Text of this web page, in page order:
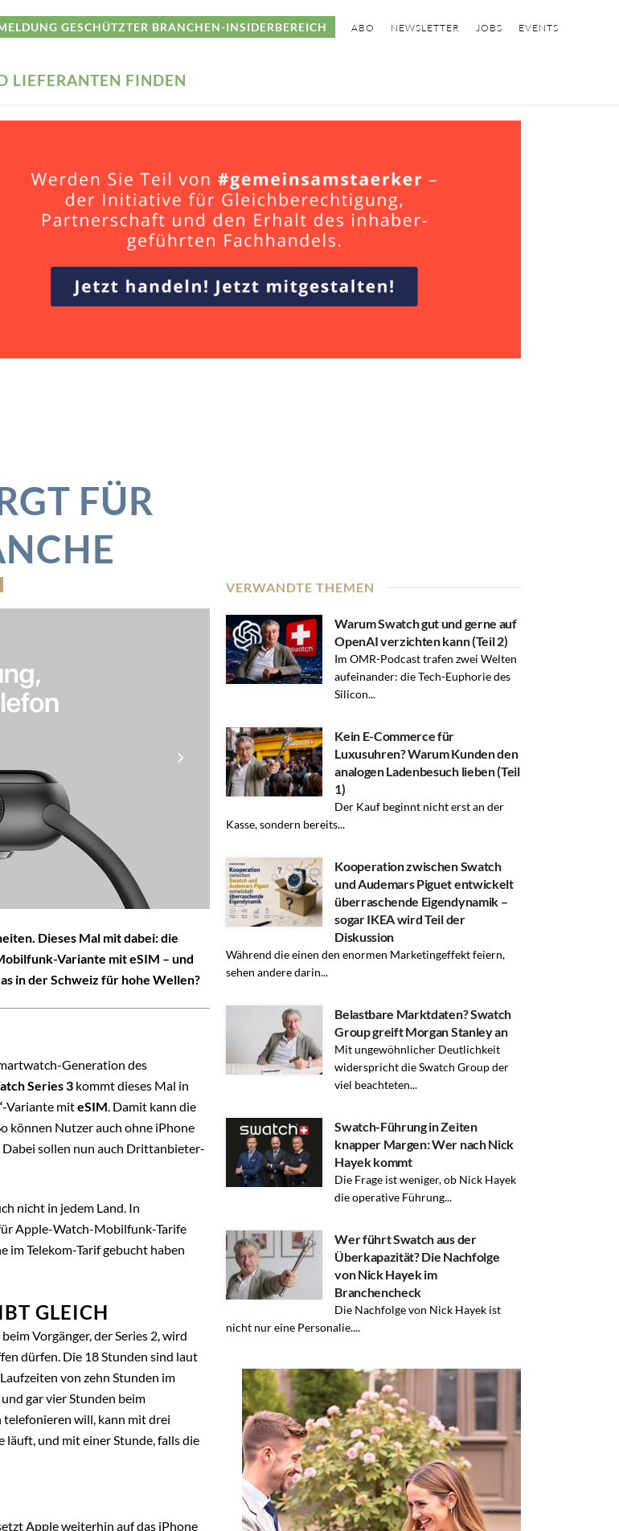
GESCHÜTZTER BRANCHEN-INSIDERBEREICH ABO NEWSLETTER JOBS EVENTS
LIEFERANTEN FINDEN
FÜR
Dieses Mal mit dabei: die
Variante mit eSIM – und
in der Schweiz für hohe Wellen?
Generation des
Series 3 kommt dieses Mal in
-Variante miteSIM. Damit kann die
können Nutzer auch ohne iPhone
sollen nun auch Drittanbieter-
nicht in jedem Land. In
Apple-Watch-Mobilfunk-Tarife
im Telekom-Tarif gebucht haben
GLEICH
beim Vorgänger, der Series 2, wird
dürfen. Die 18 Stunden sind laut
von zehn Stunden im
gar vier Stunden beim
will, kann mit drei
läuft, und mit einer Stunde, falls die
Apple weiterhin auf das iPhone
VERWANDTE THEMEN
Warum Swatch gut und gerne auf
OpenAI verzichten kann (Teil 2)
Im OMR-Podcast trafen zwei Welten
aufeinander: die Tech-Euphorie des
Silicon...
Kein E-Commerce für
Luxusuhren? Warum Kunden den
analogen Ladenbesuch lieben (Teil
1)
Der Kauf beginnt nicht erst an der
Kasse, sondern bereits...
Kooperation zwischen Swatch
und Audemars Piguet entwickelt
überraschende Eigendynamik –
sogar IKEA wird Teil der
Diskussion
Während die einen den enormen Marketingeffekt feiern,
sehen andere darin...
Belastbare Marktdaten? Swatch
Group greift Morgan Stanley an
Mit ungewöhnlicher Deutlichkeit
widerspricht die Swatch Group der
viel beachteten...
Swatch-Führung in Zeiten
knapper Margen: Wer nach Nick
Hayek kommt
Die Frage ist weniger, ob Nick Hayek
die operative Führung...
Wer führt Swatch aus der
Überkapazität? Die Nachfolge
von Nick Hayek im
Branchencheck
Die Nachfolge von Nick Hayek ist
nicht nur eine Personalie....